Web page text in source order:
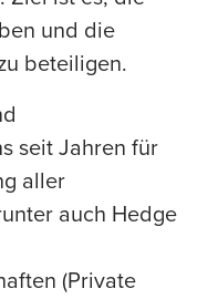
und die
beteiligen.
seit Jahren für
aller
auch Hedge
(Private